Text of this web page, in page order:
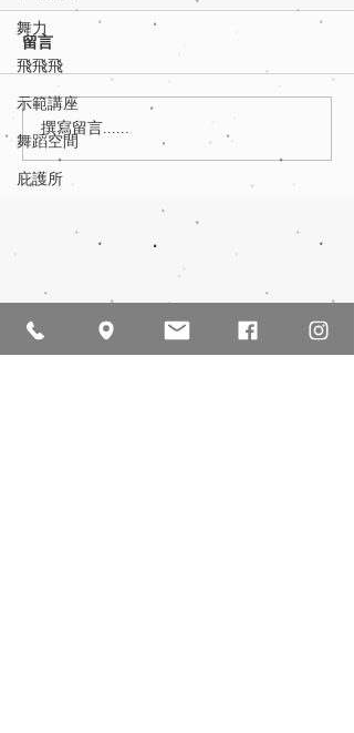
舞力
飛飛飛
示範講座
舞蹈空間
庇護所
留言
撰寫留言......